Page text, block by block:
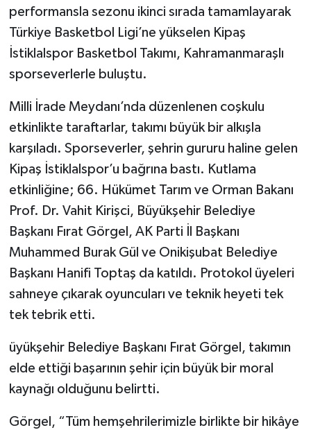
performansla sezonu ikinci sırada tamamlayarak
Türkiye Basketbol Ligi’ne yükselen Kipaş
İstiklalspor Basketbol Takımı, Kahramanmaraşlı
sporseverlerle buluştu.
Milli İrade Meydanı’nda düzenlenen coşkulu
etkinlikte taraftarlar, takımı büyük bir alkışla
karşıladı. Sporseverler, şehrin gururu haline gelen
Kipaş İstiklalspor’u bağrına bastı. Kutlama
etkinliğine; 66. Hükümet Tarım ve Orman Bakanı
Prof. Dr. Vahit Kirişci, Büyükşehir Belediye
Başkanı Fırat Görgel, AK Parti İl Başkanı
Muhammed Burak Gül ve Onikişubat Belediye
Başkanı Hanifi Toptaş da katıldı. Protokol üyeleri
sahneye çıkarak oyuncuları ve teknik heyeti tek
tek tebrik etti.
üyükşehir Belediye Başkanı Fırat Görgel, takımın
elde ettiği başarının şehir için büyük bir moral
kaynağı olduğunu belirtti.
Görgel, “Tüm hemşehrilerimizle birlikte bir hikâye